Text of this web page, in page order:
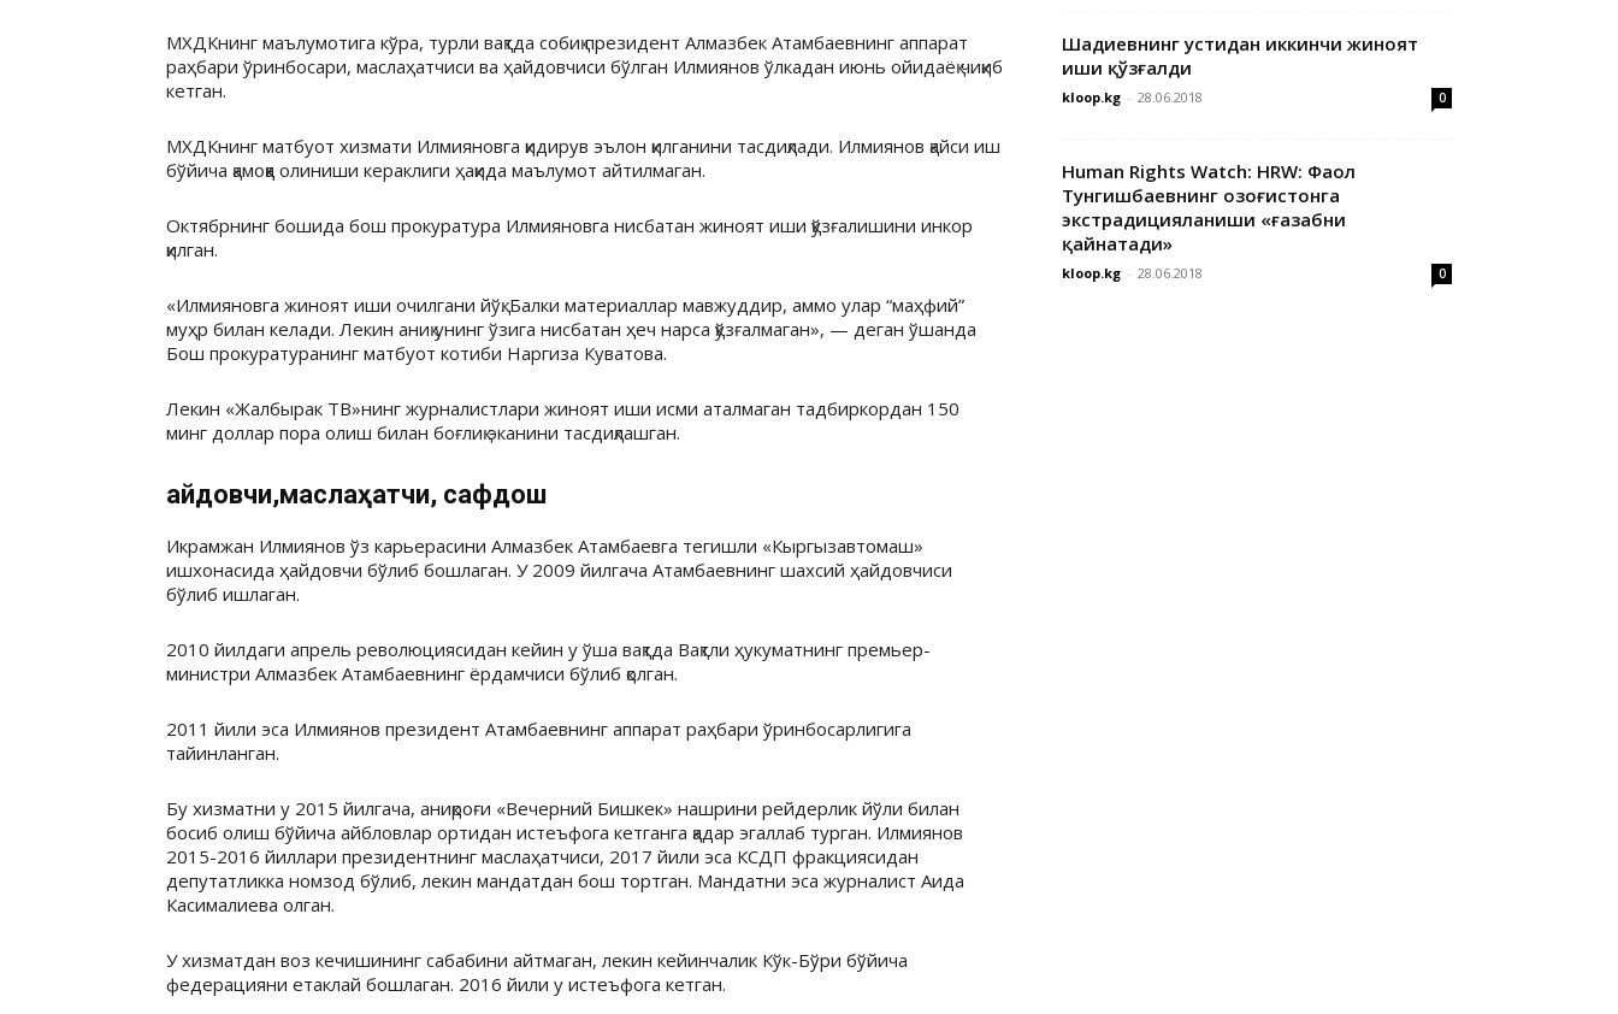
МХДКнинг маълумотига кўра, турли вақтда собиқ президент Алмазбек Атамбаевнинг аппарат
раҳбари ўринбосари, маслаҳатчиси ва ҳайдовчиси бўлган Илмиянов ўлкадан июнь ойидаёқ чиқиб
кетган.
МХДКнинг матбуот хизмати Илмияновга қидирув эълон қилганини тасдиқлади. Илмиянов қайси иш
бўйича қамоққа олиниши кераклиги ҳақида маълумот айтилмаган.
Октябрнинг бошида бош прокуратура Илмияновга нисбатан жиноят иши қўзғалишини инкор
қилган.
«Илмияновга жиноят иши очилгани йўқ. Балки материаллар мавжуддир, аммо улар “маҳфий”
муҳр билан келади. Лекин аниқ унинг ўзига нисбатан ҳеч нарса қўзғалмаган», — деган ўшанда
Бош прокуратуранинг матбуот котиби Наргиза Куватова.
Лекин «Жалбырак ТВ»нинг журналистлари жиноят иши исми аталмаган тадбиркордан 150
минг доллар пора олиш билан боғлиқ эканини тасдиқлашган.
Ҳайдовчи,маслаҳатчи, сафдош
Икрамжан Илмиянов ўз карьерасини Алмазбек Атамбаевга тегишли «Кыргызавтомаш»
ишхонасида ҳайдовчи бўлиб бошлаган. У 2009 йилгача Атамбаевнинг шахсий ҳайдовчиси
бўлиб ишлаган.
2010 йилдаги апрель революциясидан кейин у ўша вақтда Вақтли ҳукуматнинг премьер-
министри Алмазбек Атамбаевнинг ёрдамчиси бўлиб қолган.
2011 йили эса Илмиянов президент Атамбаевнинг аппарат раҳбари ўринбосарлигига
тайинланган.
Бу хизматни у 2015 йилгача, аниқроғи «Вечерний Бишкек» нашрини рейдерлик йўли билан
босиб олиш бўйича айбловлар ортидан истеъфога кетганга қадар эгаллаб турган. Илмиянов
2015-2016 йиллари президентнинг маслаҳатчиси, 2017 йили эса КСДП фракциясидан
депутатликка номзод бўлиб, лекин мандатдан бош тортган. Мандатни эса журналист Аида
Касималиева олган.
У хизматдан воз кечишининг сабабини айтмаган, лекин кейинчалик Кўк-Бўри бўйича
федерацияни етаклай бошлаган. 2016 йили у истеъфога кетган.
Шадиевнинг устидан иккинчи жиноят
иши қўзғалди
kloop.kg - 28.06.2018 0
Human Rights Watch: HRW: Фаол
Тунгишбаевнинг Қозоғистонга
экстрадицияланиши «ғазабни
қайнатади»
kloop.kg - 28.06.2018 0